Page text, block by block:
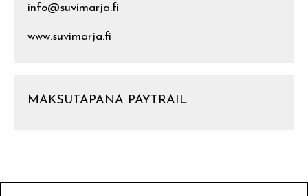
info@suvimarja.fi
www.suvimarja.fi
MAKSUTAPANA PAYTRAIL